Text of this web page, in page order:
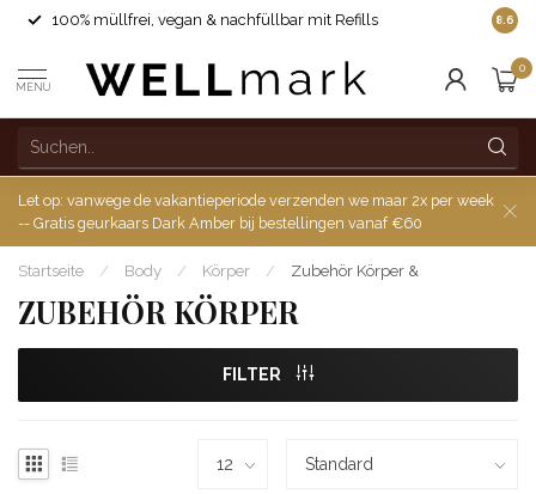
100% müllfrei, vegan & nachfüllbar mit Refills 8.6
MENU
0
Let op: vanwege de vakantieperiode verzenden we maar 2x per week
-- Gratis geurkaars Dark Amber bij bestellingen vanaf €60
Startseite / Body / Körper / Zubehör Körper &
ZUBEHÖR KÖRPER
FILTER